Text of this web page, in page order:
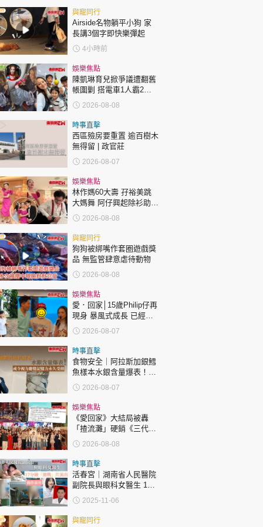
與寵同行
Airside名物躺平小狗 家
長講3個字即快樂彈起
4小時前
娛樂焦點
陳凱琳育兒掀爭議遭翻舊
帳圍剿 搭電車1人霸2個
位 被轟自私欠公德心 有
指反應過度不公平
2026-08-08
時事直擊
西區殮房要重置 逾百樹木
無得留 | 政官莊
2026-08-07
娛樂焦點
林作媽60大壽 孖裕美跳
大媽舞 阿仔興起除衫助慶
回應兩女交好有原因
2026-08-08
與寵同行
狗狗被綁嘴作套圈遊戲獎
品 無監管肆意虐待動物
2026-08-08
娛樂焦點
愛．回家│15歲Philip仔再
現身 暴風式成長 已經高
過「三太」樊亦敏！
2026-08-07
時事直擊
食物安全｜阿拉斯加銀鱈
魚樣本水銀含量爆表！或
令視力聽覺記憶力永久受
損
2026-08-07
娛樂焦點
《愛回家》大結局被轟
「揸流灘」硬銷《三代同
糖》 劇集播畢台前幕後喊
爆場面感人
2026-08-08
時事直擊
活春宮｜湖南省人民醫院
副院長與眼科女醫生 17
分鐘「激戰」片流出 動作
露骨 網上瘋傳
2025-11-06
與寵同行